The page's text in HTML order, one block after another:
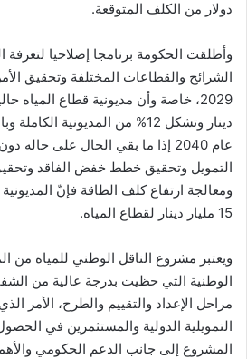
دولار من الكلف المتوقعة.
وأطلقت الحكومة برنامجا إصلاحيا لتعرفة
الشرائح والقطاعات المختلفة وتحقيق
دينار وتشكل 12% من المديونية
عام 2040 إذا ما بقي الحال على
التمويل وتحقيق خطط خفض الفاقد وتحقيق
ومعالجة ارتفاع كلف الطاقة فإنّ
15 مليار دينار لقطاع المياه.
ويعتبر مشروع الناقل الوطني للمياه من
الوطنية التي حظيت بدرجة عالية من
مراحل الإعداد والتقييم والطرح، الأمر
التمويلية الدولية والمستثمرين في
المشروع إلى جانب الدعم الحكومي